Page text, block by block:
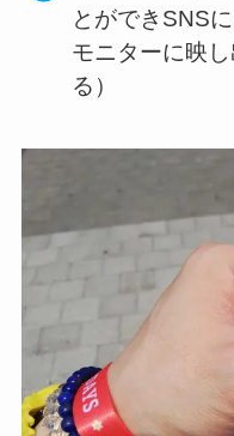
とができSNS
モニターに映
る）